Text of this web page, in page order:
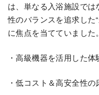
は、単なる入浴施設で
性のバランスを追求した
に焦点を当てていました。
・高級機器を活用した
・低コスト＆高安全性の